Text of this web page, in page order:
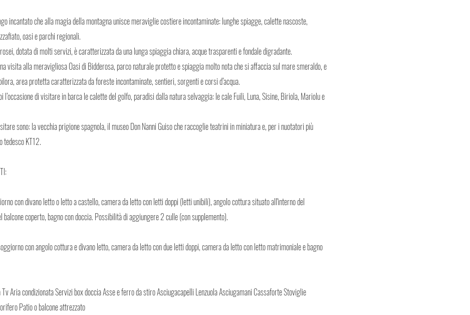
incantato che alla magia della montagna unisce meraviglie costiere incontaminate: lunghe spiagge, calette nascoste,
oasi e parchi regionali.
dotata di molti servizi, è caratterizzata da una lunga spiaggia chiara, acque trasparenti e fondale digradante.
visita alla meravigliosa Oasi di Bidderosa, parco naturale protetto e spiaggia molto nota che si affaccia sul mare smeraldo, e
area protetta caratterizzata da foreste incontaminate, sentieri, sorgenti e corsi d’acqua.
l’occasione di visitare in barca le calette del golfo, paradisi dalla natura selvaggia: le cale Fuili, Luna, Sisine, Biriola, Mariolu e
sono: la vecchia prigione spagnola, il museo Don Nanni Guiso che raccoglie teatrini in miniatura e, per i nuotatori più
tedesco KT12.
con divano letto o letto a castello, camera da letto con letti doppi (letti unibili), angolo cottura situato all'interno del
balcone coperto, bagno con doccia. Possibilità di aggiungere 2 culle (con supplemento).
con angolo cottura e divano letto, camera da letto con due letti doppi, camera da letto con letto matrimoniale e bagno
Aria condizionata Servizi box doccia Asse e ferro da stiro Asciugacapelli Lenzuola Asciugamani Cassaforte Stoviglie
Patio o balcone attrezzato